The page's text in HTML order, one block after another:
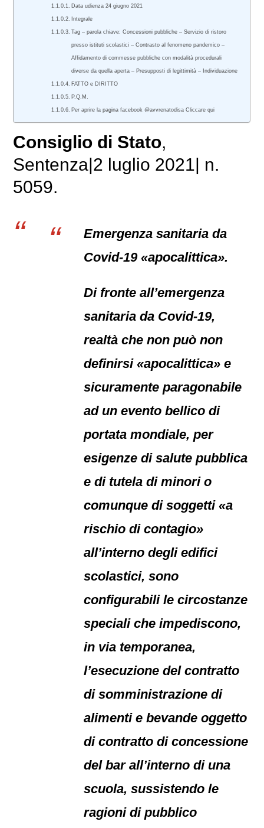
Data udienza 24 giugno 2021
Integrale
Tag – parola chiave: Concessioni pubbliche – Servizio di ristoro
presso istituti scolastici – Contrasto al fenomeno pandemico –
Affidamento di commesse pubbliche con modalità procedurali
diverse da quella aperta – Presupposti di legittimità – Individuazione
FATTO e DIRITTO
P.Q.M.
Per aprire la pagina facebook @avvrenatodisa Cliccare qui
Consiglio di Stato,
Sentenza|2 luglio 2021| n.
5059.
Emergenza sanitaria da
Covid-19 «apocalittica».
Di fronte all’emergenza
sanitaria da Covid-19,
realtà che non può non
definirsi «apocalittica» e
sicuramente paragonabile
ad un evento bellico di
portata mondiale, per
esigenze di salute pubblica
e di tutela di minori o
comunque di soggetti «a
rischio di contagio»
all’interno degli edifici
scolastici, sono
configurabili le circostanze
speciali che impediscono,
in via temporanea,
l’esecuzione del contratto
di somministrazione di
alimenti e bevande oggetto
di contratto di concessione
del bar all’interno di una
scuola, sussistendo le
ragioni di pubblico